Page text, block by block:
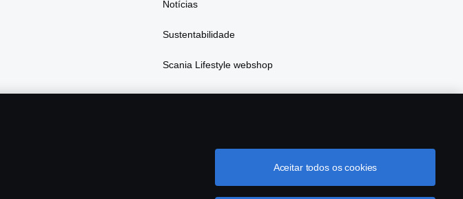
Notícias
Sustentabilidade
Scania Lifestyle webshop
Aceitar todos os cookies